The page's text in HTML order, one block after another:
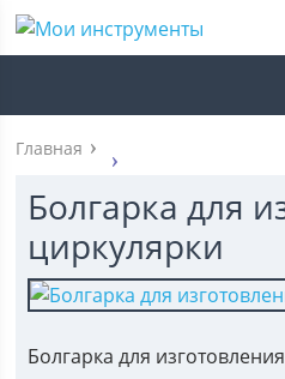
Главная
Болгарка для
циркулярки
Болгарка для